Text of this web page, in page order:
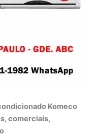
Komeco
comerciais,